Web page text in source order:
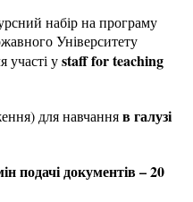
набір на програму
Університету
участі уstaff for teaching
для навчанняв галузі
документів – 20